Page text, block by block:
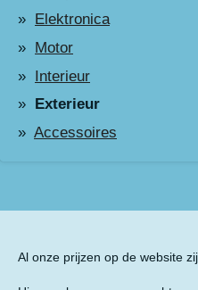
Elektronica
Motor
Interieur
Exterieur
Accessoires
Al onze prijzen op de website